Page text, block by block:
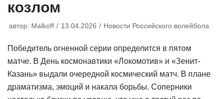
козлом
автор: Malkoff 13.04.2026 Новости Российского волейбола
Победитель огненной серии определится в пятом
матче. В День космонавтики «Локомотив» и «Зенит-
Казань» выдали очередной космический матч. В плане
драматизма, эмоций и накала борьбы. Соперники